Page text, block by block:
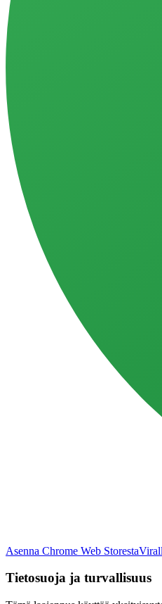
Asenna Chrome Web Storesta
Tietosuoja ja turvallisuus